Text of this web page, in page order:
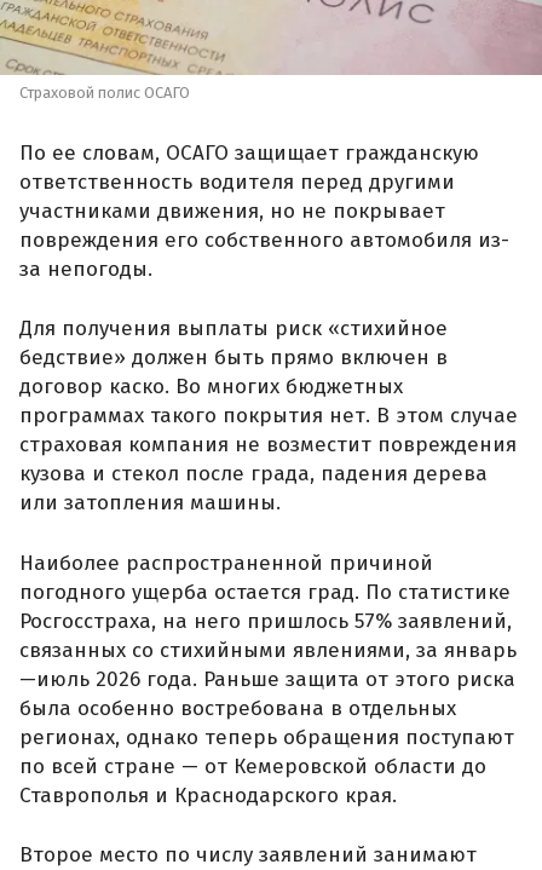
Страховой полис ОСАГО
По ее словам, ОСАГО защищает гражданскую
ответственность водителя перед другими
участниками движения, но не покрывает
повреждения его собственного автомобиля из-
за непогоды.
Для получения выплаты риск «стихийное
бедствие» должен быть прямо включен в
договор каско. Во многих бюджетных
программах такого покрытия нет. В этом случае
страховая компания не возместит повреждения
кузова и стекол после града, падения дерева
или затопления машины.
Наиболее распространенной причиной
погодного ущерба остается град. По статистике
Росгосстраха, на него пришлось 57% заявлений,
связанных со стихийными явлениями, за январь
—июль 2026 года. Раньше защита от этого риска
была особенно востребована в отдельных
регионах, однако теперь обращения поступают
по всей стране — от Кемеровской области до
Ставрополья и Краснодарского края.
Второе место по числу заявлений занимают